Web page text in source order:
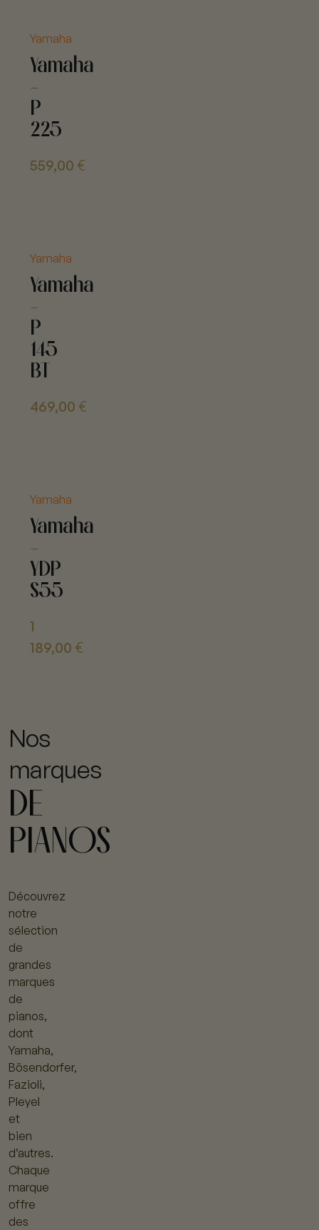
Yamaha
Yamaha
-
P
225
559,00 €
Yamaha
Yamaha
-
P
145
BT
469,00 €
Yamaha
Yamaha
-
YDP
S55
1
189,00 €
Nos
marques
DE
PIANOS
Découvrez
notre
sélection
de
grandes
marques
de
pianos,
dont
Yamaha,
Bösendorfer,
Fazioli,
Pleyel
et
bien
d’autres.
Chaque
marque
offre
des